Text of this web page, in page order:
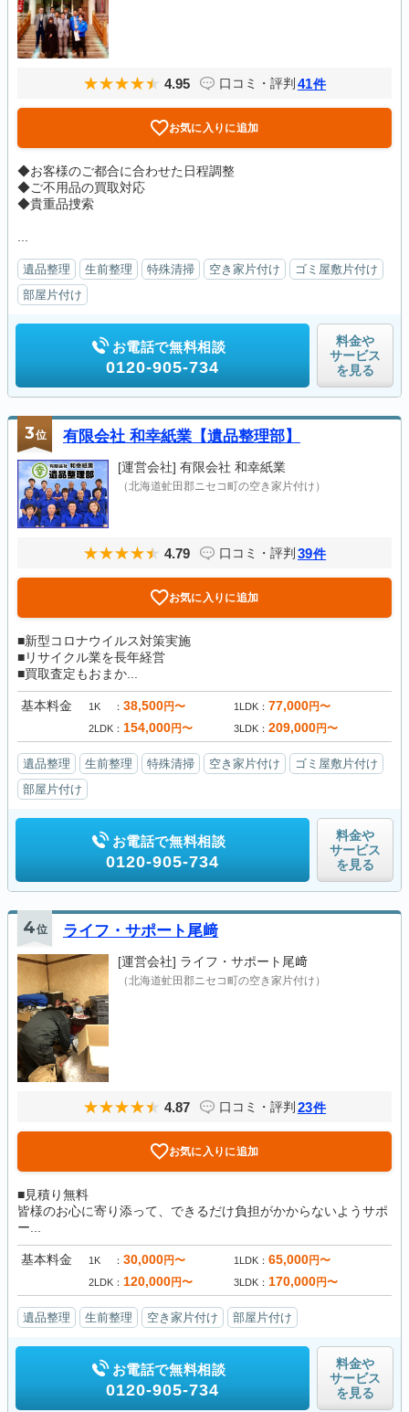
4.95 口コミ・評判 41件
お気に入りに追加
◆お客様のご都合に合わせた日程調整
◆ご不用品の買取対応
◆貴重品捜索
遺品整理 生前整理 特殊清掃 空き家片付け
ゴミ屋敷片付け
部屋片付け
お電話で無料相談
0120-905-734
料金や
サービス
を見る
3位 有限会社 和幸紙業【遺品整理部】
[運営会社] 有限会社 和幸紙業
（北海道虻田郡ニセコ町の空き家片付け）
4.79 口コミ・評判 39件
お気に入りに追加
■新型コロナウイルス対策実施
■リサイクル業を長年経営
■買取査定もおまか...
基本料金 1K 38,500円〜 1LDK 77,000円〜
2LDK 154,000円〜 3LDK 209,000円〜
遺品整理 生前整理 特殊清掃 空き家片付け
ゴミ屋敷片付け
部屋片付け
お電話で無料相談
0120-905-734
料金や
サービス
を見る
4位 ライフ・サポート尾﨑
[運営会社] ライフ・サポート尾﨑
（北海道虻田郡ニセコ町の空き家片付け）
4.87 口コミ・評判 23件
お気に入りに追加
■見積り無料
皆様のお心に寄り添って、できるだけ負担がかからないようサポ
ー...
基本料金 1K 30,000円〜 1LDK 65,000円〜
2LDK 120,000円〜 3LDK 170,000円〜
遺品整理 生前整理 空き家片付け 部屋片付け
お電話で無料相談
0120-905-734
料金や
サービス
を見る